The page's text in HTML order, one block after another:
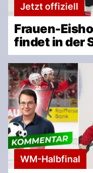
Jetzt offiziell
Frauen-
findet in der
WM-Halbfinal